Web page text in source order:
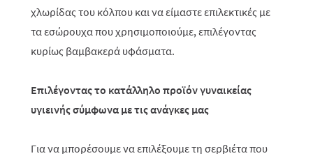
χλωρίδας του κόλπου και να είμαστε επιλεκτικές με
τα εσώρουχα που χρησιμοποιούμε, επιλέγοντας
κυρίως βαμβακερά υφάσματα.
Επιλέγοντας το κατάλληλο προϊόν γυναικείας
υγιεινής σύμφωνα με τις ανάγκες μας
Για να μπορέσουμε να επιλέξουμε τη σερβιέτα που